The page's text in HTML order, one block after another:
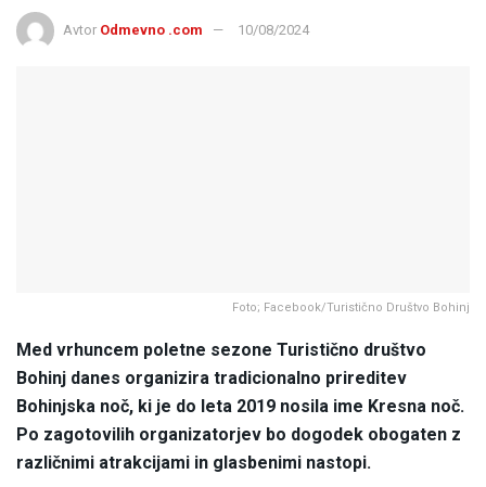
Avtor Odmevno .com 10/08/2024
Foto; Facebook/Turistično Društvo Bohinj
Med vrhuncem poletne sezone Turistično društvo
Bohinj danes organizira tradicionalno prireditev
Bohinjska noč, ki je do leta 2019 nosila ime Kresna noč.
Po zagotovilih organizatorjev bo dogodek obogaten z
različnimi atrakcijami in glasbenimi nastopi.